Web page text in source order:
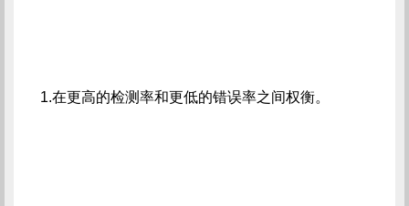
1.在更高的检测率和更低的错误率之间权衡。